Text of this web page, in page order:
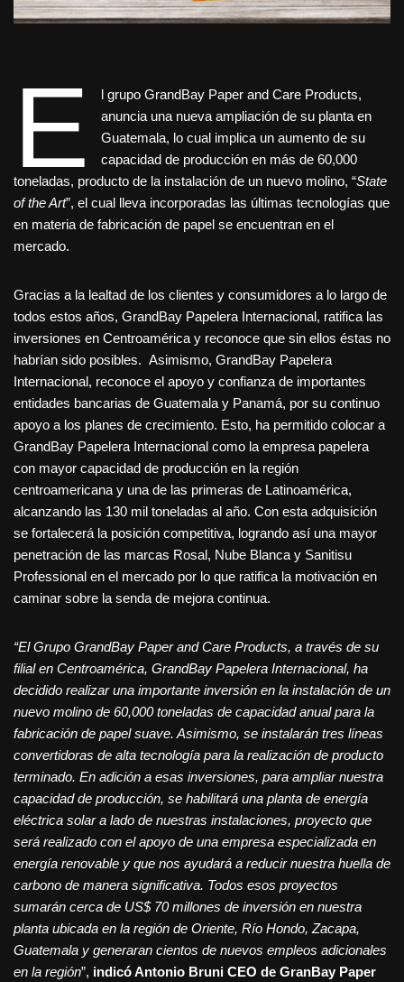
E
l grupo GrandBay Paper and Care Products,
anuncia una nueva ampliación de su planta en
Guatemala, lo cual implica un aumento de su
capacidad de producción en más de 60,000
toneladas, producto de la instalación de un nuevo molino, “State
of the Art”, el cual lleva incorporadas las últimas tecnologías que
en materia de fabricación de papel se encuentran en el
mercado.
Gracias a la lealtad de los clientes y consumidores a lo largo de
todos estos años, GrandBay Papelera Internacional, ratifica las
inversiones en Centroamérica y reconoce que sin ellos éstas no
habrían sido posibles. Asimismo, GrandBay Papelera
Internacional, reconoce el apoyo y confianza de importantes
entidades bancarias de Guatemala y Panamá, por su continuo
apoyo a los planes de crecimiento. Esto, ha permitido colocar a
GrandBay Papelera Internacional como la empresa papelera
con mayor capacidad de producción en la región
centroamericana y una de las primeras de Latinoamérica,
alcanzando las 130 mil toneladas al año. Con esta adquisición
se fortalecerá la posición competitiva, logrando así una mayor
penetración de las marcas Rosal, Nube Blanca y Sanitisu
Professional en el mercado por lo que ratifica la motivación en
caminar sobre la senda de mejora continua.
“El Grupo GrandBay Paper and Care Products, a través de su
filial en Centroamérica, GrandBay Papelera Internacional, ha
decidido realizar una importante inversión en la instalación de un
nuevo molino de 60,000 toneladas de capacidad anual para la
fabricación de papel suave. Asimismo, se instalarán tres líneas
convertidoras de alta tecnología para la realización de producto
terminado. En adición a esas inversiones, para ampliar nuestra
capacidad de producción, se habilitará una planta de energía
eléctrica solar a lado de nuestras instalaciones, proyecto que
será realizado con el apoyo de una empresa especializada en
energía renovable y que nos ayudará a reducir nuestra huella de
carbono de manera significativa. Todos esos proyectos
sumarán cerca de US$ 70 millones de inversión en nuestra
planta ubicada en la región de Oriente, Río Hondo, Zacapa,
Guatemala y generaran cientos de nuevos empleos adicionales
en la región”, indicó Antonio Bruni CEO de GranBay Paper